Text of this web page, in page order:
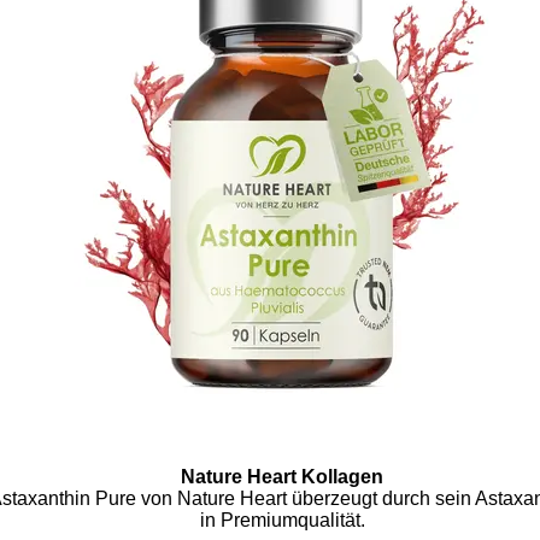
Nature Heart Kollagen
Pure von Nature Heart überzeugt durch sein
in Premiumqualität.